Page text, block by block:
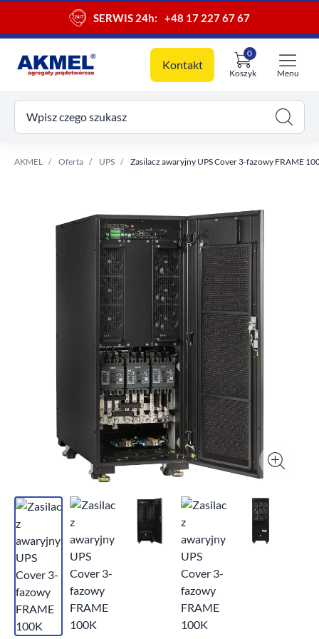
SERWIS 24h: +48 17 227 67 67
Kontakt
Koszyk
0
koszyk
Menu
Wpisz czego szukasz
AKMEL Oferta UPS Zasilacz awaryjny UPS Cover 3-fazowy FRAME